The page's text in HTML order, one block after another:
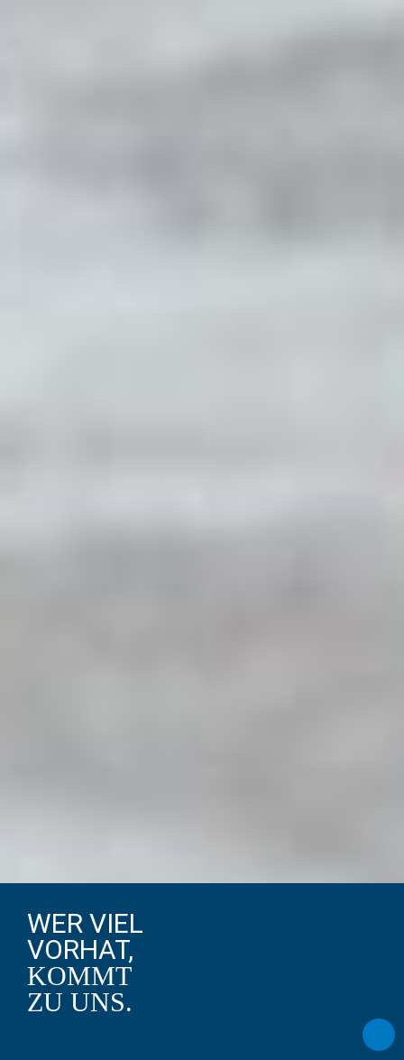
WER VIEL
VORHAT,
KOMMT
ZU UNS.